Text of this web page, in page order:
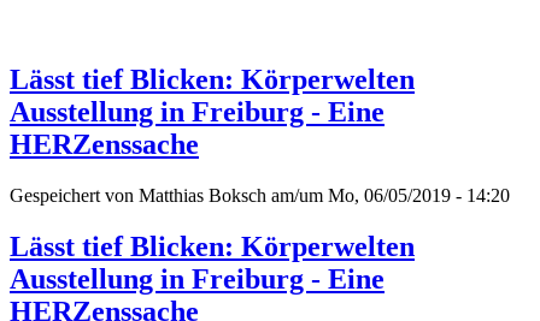
Lässt tief Blicken: Körperwelten
Ausstellung in Freiburg - Eine
HERZenssache
Gespeichert von Matthias Boksch am/um Mo, 06/05/2019 - 14:20
Lässt tief Blicken: Körperwelten
Ausstellung in Freiburg - Eine
HERZenssache